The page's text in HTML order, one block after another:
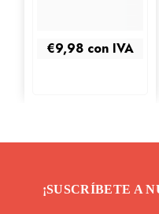
€9,98 con IVA
¡SUSCRÍBETE A